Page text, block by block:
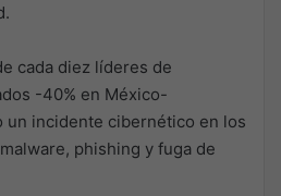
cada diez líderes de
-40% en México-
un incidente cibernético en los
phishing y fuga de